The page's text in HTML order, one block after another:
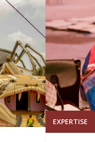
EXPERTISE